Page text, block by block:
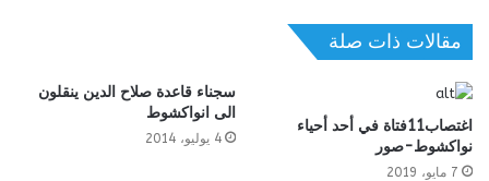
مقالات ذات صلة
اغتصاب11فتاة في أحد أحياء
نواكشوط-صور
7 مايو، 2019
سجناء قاعدة صلاح الدين ينقلون
الى انواكشوط
4 يوليو، 2014